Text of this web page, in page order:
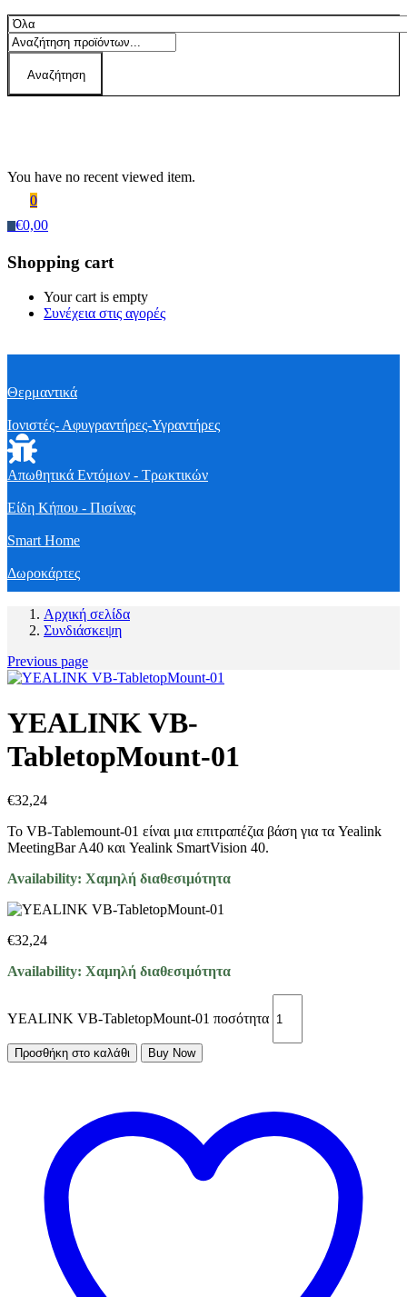
Αναζήτηση
You have no recent viewed item.
0
€0,00
Shopping cart
Your cart is empty
Συνέχεια στις αγορές
Θερμαντικά
Ιονιστές- Αφυγραντήρες-Υγραντήρες
Απωθητικά Εντόμων - Τρωκτικών
Είδη Κήπου - Πισίνας
Smart Home
Δωροκάρτες
Αρχική σελίδα
Συνδιάσκεψη
Previous page
YEALINK VB-
TabletopMount-01
€32,24
Το VB-Tablemount-01 είναι μια επιτραπέζια βάση για τα Yealink
MeetingBar A40 και Yealink SmartVision 40.
Availability: Χαμηλή διαθεσιμότητα
€32,24
Availability: Χαμηλή διαθεσιμότητα
YEALINK VB-TabletopMount-01 ποσότητα
Προσθήκη στο καλάθι Buy Now